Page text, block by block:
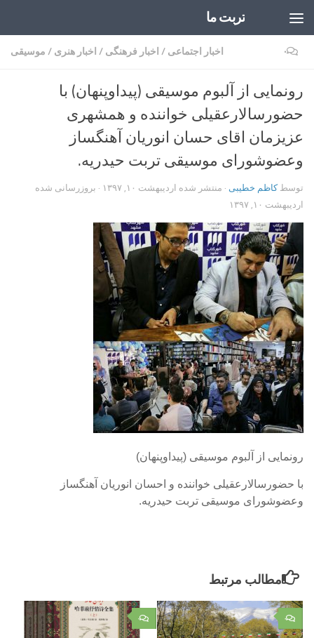
تربت ما
اخبار اجتماعی / اخبار فرهنگی / اخبار هنری / موسیقی ۰
رونمایی از آلبوم موسیقی (پیداوپنهان) با
حضورسالارعقیلی خواننده و همشهری
عزیزمان اقای حسان انوریان آهنگساز
وعضوشورای موسیقی تربت حیدریه.
توسطکاظم خطیبی · منتشر شده اردیبهشت ۱۰, ۱۳۹۷
· بروزرسانی شده
اردیبهشت ۱۰, ۱۳۹۷
رونمایی از آلبوم موسیقی (پیداوپنهان)
با حضورسالارعقیلی خواننده و احسان انوریان آهنگساز
وعضوشورای موسیقی تربت حیدریه.
مطالب مرتبط
۰ ۰